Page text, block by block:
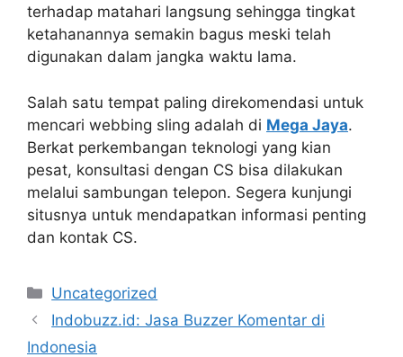
terhadap matahari langsung sehingga tingkat
ketahanannya semakin bagus meski telah
digunakan dalam jangka waktu lama.
Salah satu tempat paling direkomendasi untuk
mencari webbing sling adalah di Mega Jaya.
Berkat perkembangan teknologi yang kian
pesat, konsultasi dengan CS bisa dilakukan
melalui sambungan telepon. Segera kunjungi
situsnya untuk mendapatkan informasi penting
dan kontak CS.
Kategori
Uncategorized
Indobuzz.id: Jasa Buzzer Komentar di
Indonesia